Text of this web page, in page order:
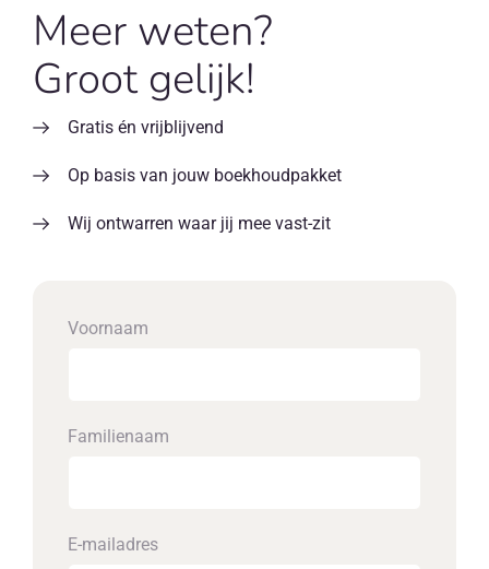
Meer weten?
Groot gelijk!
Gratis én vrijblijvend
Op basis van jouw boekhoudpakket
Wij ontwarren waar jij mee vast-zit
Voornaam
Familienaam
E-mailadres